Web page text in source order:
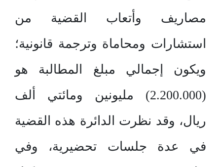
مصاريف وأتعاب القضية من
استشارات ومحاماة وترجمة قانونية؛
ويكون إجمالي مبلغ المطالبة هو
(2.200.000) مليونين ومائتي ألف
ريال، وقد نظرت الدائرة هذه القضية
في عدة جلسات تحضيرية، وفي